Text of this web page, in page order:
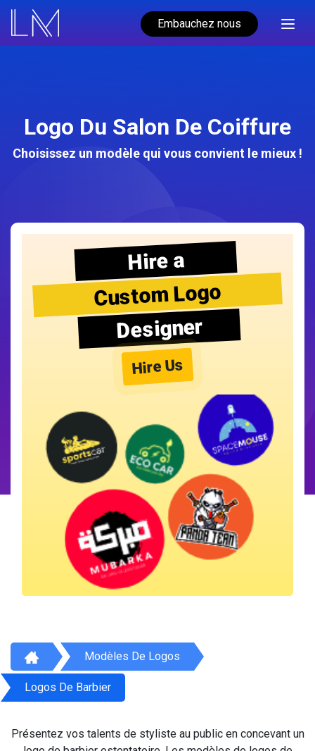
Embauchez nous
Logo Du Salon De Coiffure
Choisissez un modèle qui vous convient le mieux !
Hire a
Custom Logo
Designer
Hire Us
Modèles De Logos
Logos De Barbier
Présentez vos talents de styliste au public en concevant un